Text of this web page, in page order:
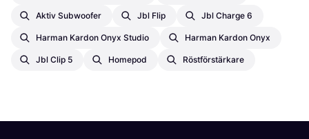
Aktiv Subwoofer Jbl Flip Jbl Charge 6
Harman Kardon Onyx Studio Harman Kardon Onyx
Jbl Clip 5 Homepod Röstförstärkare